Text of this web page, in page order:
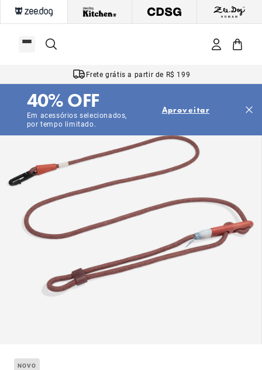
Frete grátis a partir de R$ 199
Em acessórios selecionados,
por tempo limitado.
40% OFF Aproveitar
NOVO